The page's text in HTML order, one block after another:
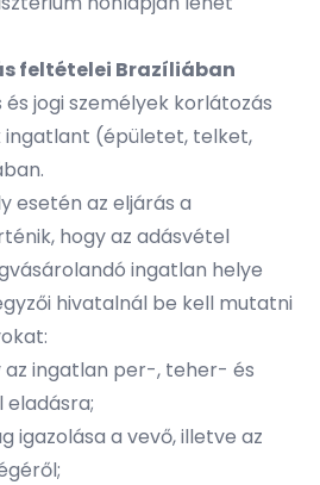
feltételei Brazíliában
jogi személyek korlátozás
ingatlant (épületet, telket,
esetén az eljárás a
hogy az adásvétel
ingatlan helye
hivatalnál be kell mutatni
az ingatlan per-, teher- és
igazolása a vevő, illetve az